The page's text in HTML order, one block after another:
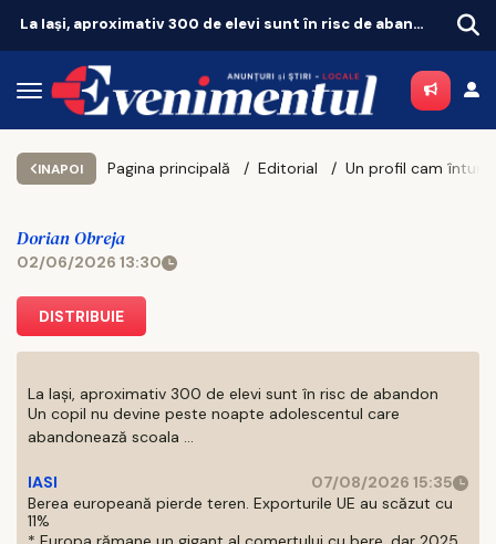
La Iași, aproximativ 300 de elevi sunt în risc de abandon
INAPOI Pagina principală Editorial
Dorian Obreja
02/06/2026 13:30
DISTRIBUIE
La Iași, aproximativ 300 de elevi sunt în risc de abandon
Un copil nu devine peste noapte adolescentul care
abandonează scoala ...
IASI
07/08/2026 15:35
Berea europeană pierde teren. Exporturile UE au scăzut cu
11%